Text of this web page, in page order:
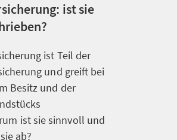
ist sie
ist Teil der
und greift bei
Besitz und der
ist sie sinnvoll und
ab?